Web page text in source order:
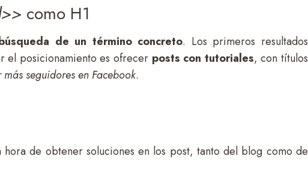
como H1
de un término concreto. Los primeros resultados
el posicionamiento es ofrecer posts con tutoriales, con títulos
seguidores en Facebook.
hora de obtener soluciones en los post, tanto del blog como de